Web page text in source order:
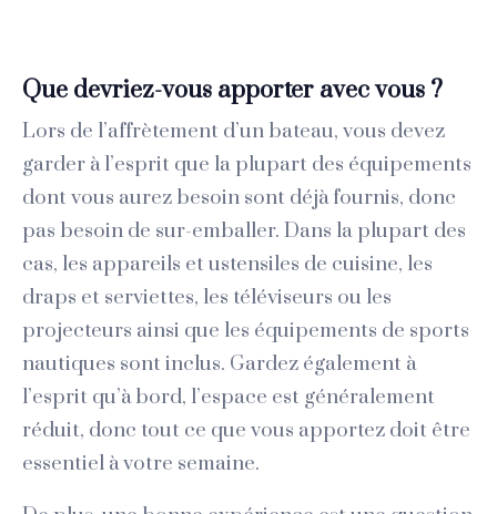
Que devriez-vous apporter avec vous ?
Lors de l’affrètement d’un bateau, vous devez
garder à l’esprit que la plupart des équipements
dont vous aurez besoin sont déjà fournis, donc
pas besoin de sur-emballer. Dans la plupart des
cas, les appareils et ustensiles de cuisine, les
draps et serviettes, les téléviseurs ou les
projecteurs ainsi que les équipements de sports
nautiques sont inclus. Gardez également à
l’esprit qu’à bord, l’espace est généralement
réduit, donc tout ce que vous apportez doit être
essentiel à votre semaine.